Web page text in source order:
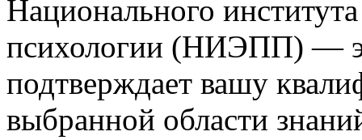
Национального
психологии (НИЭПП) —
подтверждает вашу
выбранной области